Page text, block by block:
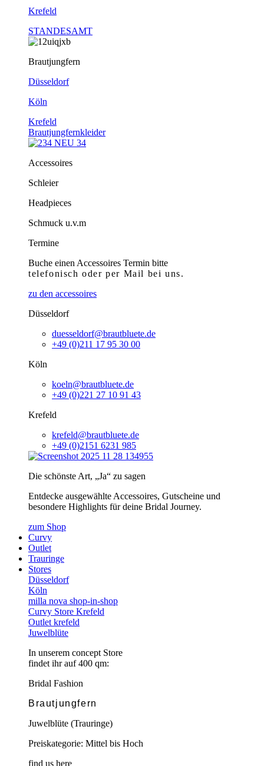
Krefeld
STANDESAMT
Brautjungfern
Düsseldorf
Köln
Krefeld
Brautjungfernkleider
Accessoires
Schleier
Headpieces
Schmuck u.v.m
Termine
Buche einen Accessoires Termin bitte
telefonischoder per Mail bei uns.
zu den accessoires
Düsseldorf
duesseldorf@brautbluete.de
+49 (0)211 17 95 30 00
Köln
koeln@brautbluete.de
+49 (0)221 27 10 91 43
Krefeld
krefeld@brautbluete.de
+49 (0)2151 6231 985
Die schönste Art, „Ja“ zu sagen
Entdecke ausgewählte Accessoires, Gutscheine und
besondere Highlights für deine Bridal Journey.
zum Shop
Curvy
Outlet
Trauringe
Stores
Düsseldorf
Köln
milla nova shop-in-shop
Curvy Store Krefeld
Outlet krefeld
Juwelblüte
In unserem concept Store
findet ihr auf 400 qm:
Bridal Fashion
Brautjungfern
Juwelblüte (Trauringe)
Preiskategorie: Mittel bis Hoch
find us here